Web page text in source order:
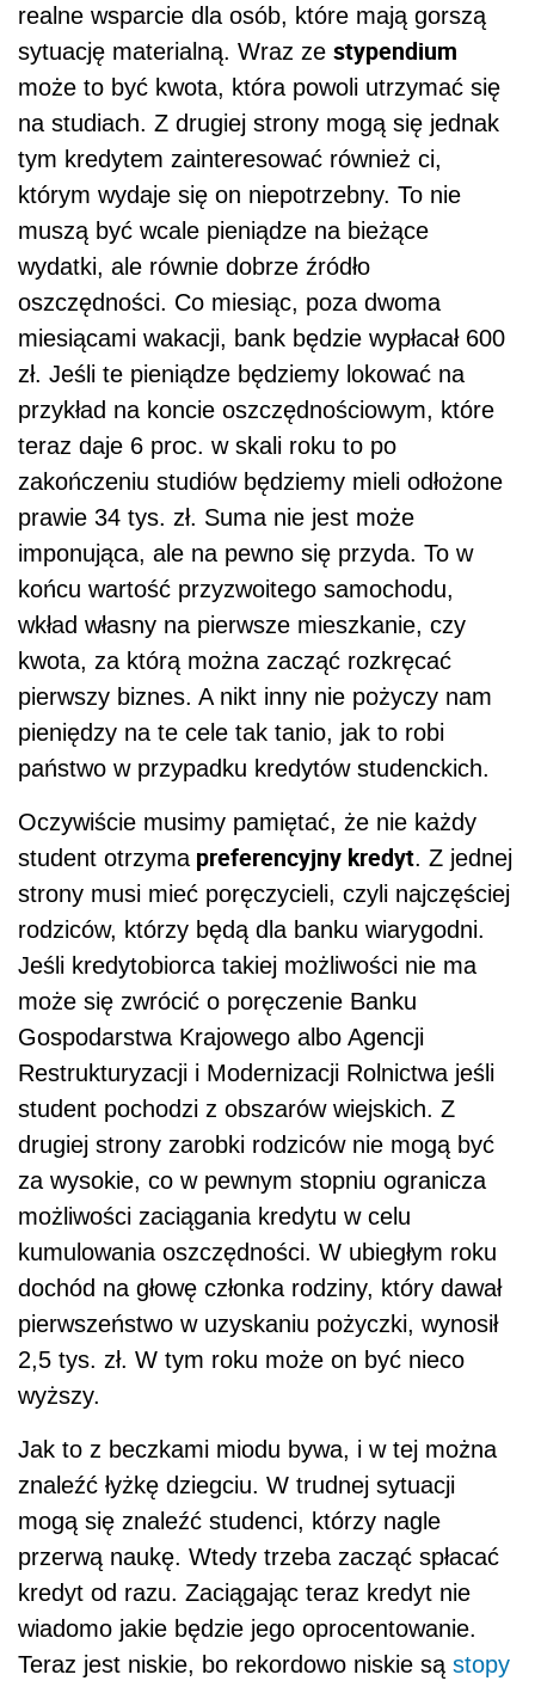
realne wsparcie dla osób, które mają gorszą
sytuację materialną. Wraz ze stypendium
może to być kwota, która powoli utrzymać się
na studiach. Z drugiej strony mogą się jednak
tym kredytem zainteresować również ci,
którym wydaje się on niepotrzebny. To nie
muszą być wcale pieniądze na bieżące
wydatki, ale równie dobrze źródło
oszczędności. Co miesiąc, poza dwoma
miesiącami wakacji, bank będzie wypłacał 600
zł. Jeśli te pieniądze będziemy lokować na
przykład na koncie oszczędnościowym, które
teraz daje 6 proc. w skali roku to po
zakończeniu studiów będziemy mieli odłożone
prawie 34 tys. zł. Suma nie jest może
imponująca, ale na pewno się przyda. To w
końcu wartość przyzwoitego samochodu,
wkład własny na pierwsze mieszkanie, czy
kwota, za którą można zacząć rozkręcać
pierwszy biznes. A nikt inny nie pożyczy nam
pieniędzy na te cele tak tanio, jak to robi
państwo w przypadku kredytów studenckich.
Oczywiście musimy pamiętać, że nie każdy
student otrzymapreferencyjny kredyt. Z jednej
strony musi mieć poręczycieli, czyli najczęściej
rodziców, którzy będą dla banku wiarygodni.
Jeśli kredytobiorca takiej możliwości nie ma
może się zwrócić o poręczenie Banku
Gospodarstwa Krajowego albo Agencji
Restrukturyzacji i Modernizacji Rolnictwa jeśli
student pochodzi z obszarów wiejskich. Z
drugiej strony zarobki rodziców nie mogą być
za wysokie, co w pewnym stopniu ogranicza
możliwości zaciągania kredytu w celu
kumulowania oszczędności. W ubiegłym roku
dochód na głowę członka rodziny, który dawał
pierwszeństwo w uzyskaniu pożyczki, wynosił
2,5 tys. zł. W tym roku może on być nieco
wyższy.
Jak to z beczkami miodu bywa, i w tej można
znaleźć łyżkę dziegciu. W trudnej sytuacji
mogą się znaleźć studenci, którzy nagle
przerwą naukę. Wtedy trzeba zacząć spłacać
kredyt od razu. Zaciągając teraz kredyt nie
wiadomo jakie będzie jego oprocentowanie.
Teraz jest niskie, bo rekordowo niskie są stopy